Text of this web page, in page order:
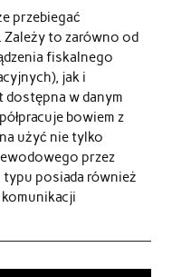
przebiegać
to zarówno od
fiskalnego
jak i
w danym
bowiem z
użyć nie tylko
przez
posiada również
komunikacji